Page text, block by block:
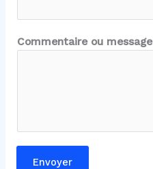
e
e
m
Commentaire ou message
Envoyer